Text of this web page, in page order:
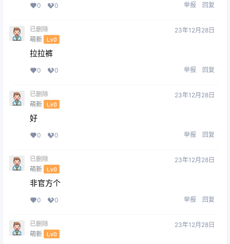
0 0 举报 回复
已删除
萌新 Lv0
23年12月28日
拉拉裤
0 0 举报 回复
已删除
萌新 Lv0
23年12月28日
好
0 0 举报 回复
已删除
萌新 Lv0
23年12月28日
非官方个
0 0 举报 回复
已删除
萌新 Lv0
23年12月28日